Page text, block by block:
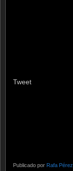
Tweet
Publicado por Rafa Pérez